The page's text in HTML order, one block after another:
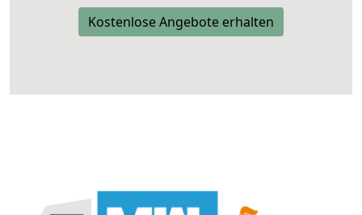
Kostenlose Angebote erhalten